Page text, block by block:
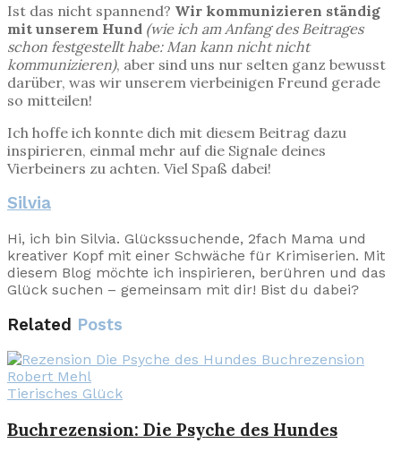
Ist das nicht spannend? Wir kommunizieren ständig
mit unserem Hund (wie ich am Anfang des Beitrages
schon festgestellt habe: Man kann nicht nicht
kommunizieren), aber sind uns nur selten ganz bewusst
darüber, was wir unserem vierbeinigen Freund gerade
so mitteilen!
Ich hoffe ich konnte dich mit diesem Beitrag dazu
inspirieren, einmal mehr auf die Signale deines
Vierbeiners zu achten. Viel Spaß dabei!
Silvia
Hi, ich bin Silvia. Glückssuchende, 2fach Mama und
kreativer Kopf mit einer Schwäche für Krimiserien. Mit
diesem Blog möchte ich inspirieren, berühren und das
Glück suchen – gemeinsam mit dir! Bist du dabei?
Related Posts
Tierisches Glück
Buchrezension: Die Psyche des Hundes